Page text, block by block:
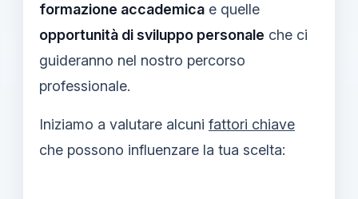
formazione accademica e quelle
opportunità di sviluppo personale che ci
guideranno nel nostro percorso
professionale.
Iniziamo a valutare alcuni fattori chiave
che possono influenzare la tua scelta: